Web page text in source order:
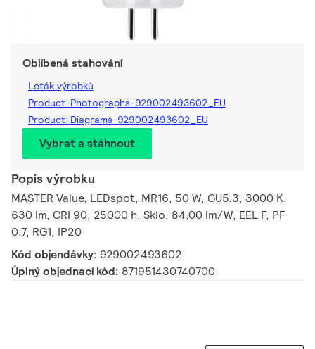
Oblíbená stahování
Leták výrobků
Product-Photographs-929002493602_EU
Product-Diagrams-929002493602_EU
Vybrat a stáhnout
Popis výrobku
MASTER Value, LEDspot, MR16, 50 W, GU5.3, 3000 K,
630 lm, CRI 90, 25000 h, Sklo, 84.00 lm/W, EEL F, PF
0.7, RG1, IP20
Kód objendávky: 929002493602
Úplný objednací kód: 871951430740700